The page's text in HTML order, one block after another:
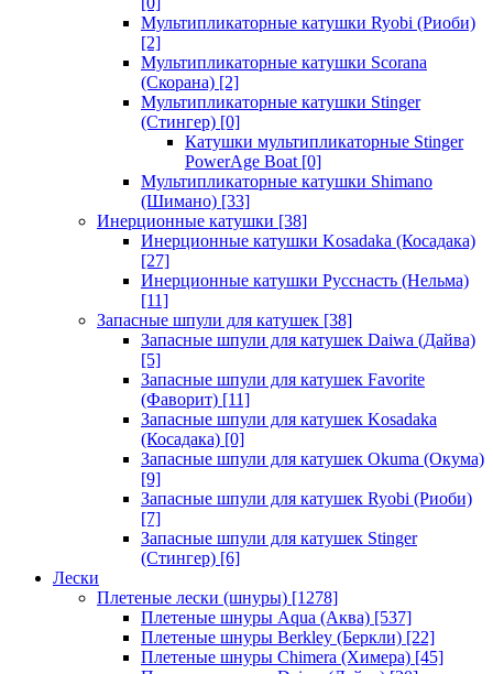
Мультипликаторные катушки Ryobi (Риоби)
[2]
Мультипликаторные катушки Scorana
(Скорана) [2]
Мультипликаторные катушки Stinger
(Стингер) [0]
Катушки мультипликаторные Stinger
PowerAge Boat [0]
Мультипликаторные катушки Shimano
(Шимано) [33]
Инерционные катушки [38]
Инерционные катушки Kosadaka (Косадака)
[27]
Инерционные катушки Русснасть (Нельма)
[11]
Запасные шпули для катушек [38]
Запасные шпули для катушек Daiwa (Дайва)
[5]
Запасные шпули для катушек Favorite
(Фаворит) [11]
Запасные шпули для катушек Kosadaka
(Косадака) [0]
Запасные шпули для катушек Okuma (Окума)
[9]
Запасные шпули для катушек Ryobi (Риоби)
[7]
Запасные шпули для катушек Stinger
(Стингер) [6]
Лески
Плетеные лески (шнуры) [1278]
Плетеные шнуры Aqua (Аква) [537]
Плетеные шнуры Berkley (Беркли) [22]
Плетеные шнуры Chimera (Химера) [45]